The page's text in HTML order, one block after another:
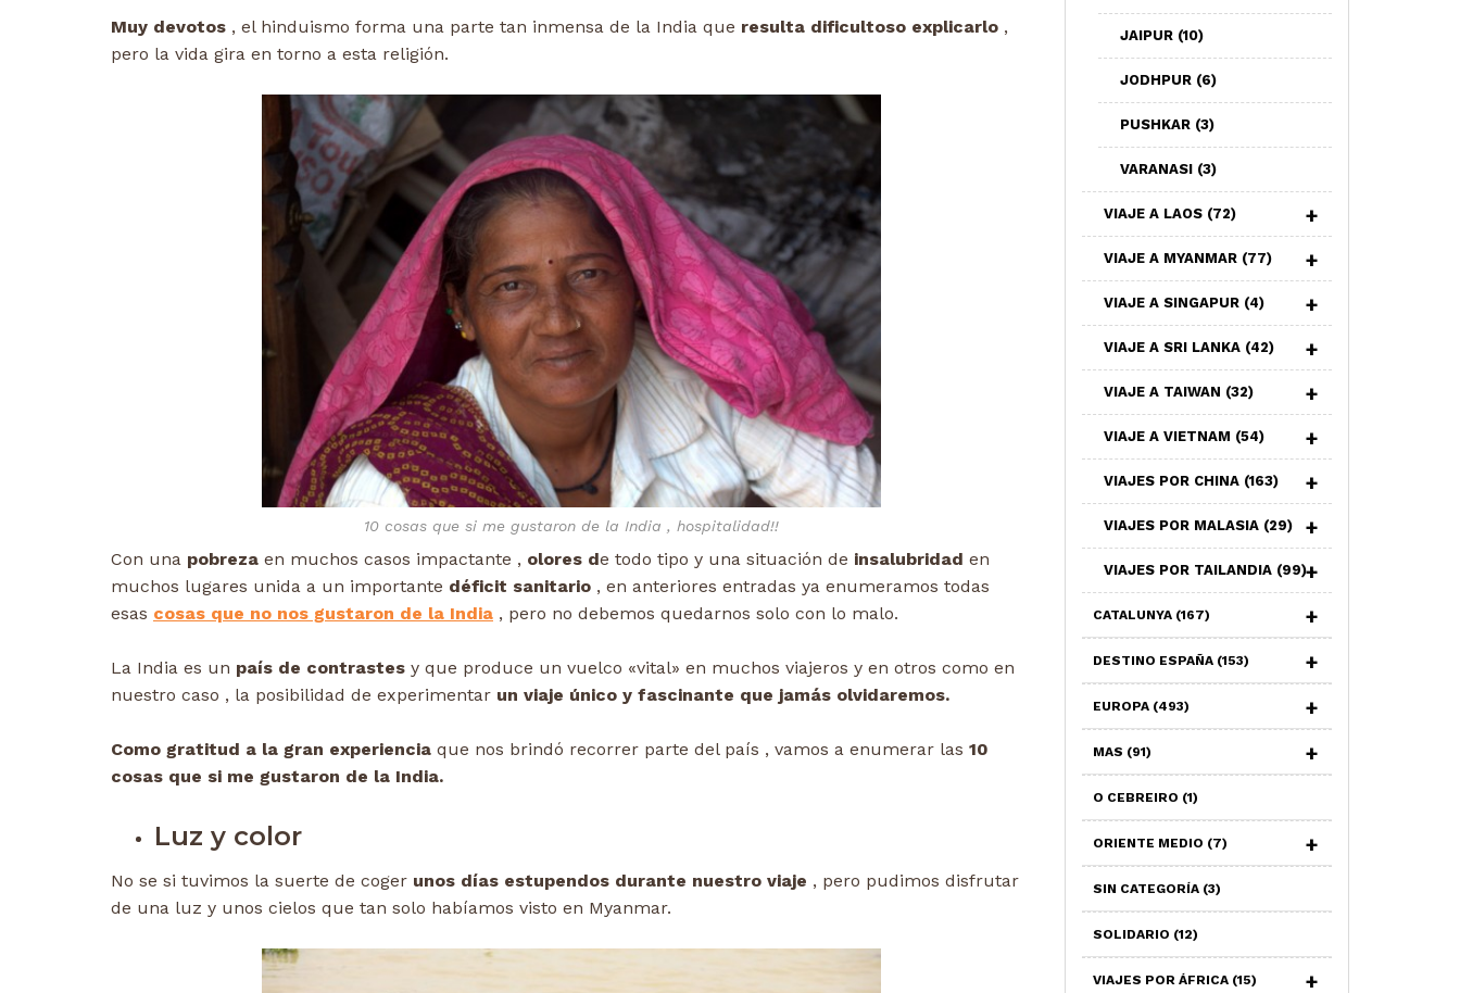
Muy devotos , el hinduismo forma una parte tan inmensa de la India que resulta dificultoso explicarlo ,
pero la vida gira en torno a esta religión.
10 cosas que si me gustaron de la India , hospitalidad!!
Con una pobreza en muchos casos impactante , olores de todo tipo y una situación de insalubridad en
muchos lugares unida a un importante déficit sanitario , en anteriores entradas ya enumeramos todas
esas cosas que no nos gustaron de la India , pero no debemos quedarnos solo con lo malo.
La India es un país de contrastes y que produce un vuelco «vital» en muchos viajeros y en otros como en
nuestro caso , la posibilidad de experimentar un viaje único y fascinante que jamás olvidaremos.
Como gratitud a la gran experiencia que nos brindó recorrer parte del país , vamos a enumerar las 10
cosas que si me gustaron de la India.
Luz y color
No se si tuvimos la suerte de coger unos días estupendos durante nuestro viaje , pero pudimos disfrutar
de una luz y unos cielos que tan solo habíamos visto en Myanmar.
JAIPUR (10)
JODHPUR (6)
PUSHKAR (3)
VARANASI (3)
VIAJE A LAOS (72)
VIAJE A MYANMAR (77)
VIAJE A SINGAPUR (4)
VIAJE A SRI LANKA (42)
VIAJE A TAIWAN (32)
VIAJE A VIETNAM (54)
VIAJES POR CHINA (163)
VIAJES POR MALASIA (29)
VIAJES POR TAILANDIA (99)
CATALUNYA (167)
DESTINO ESPAÑA (153)
EUROPA (493)
MAS (91)
O CEBREIRO (1)
ORIENTE MEDIO (7)
SIN CATEGORÍA (3)
SOLIDARIO (12)
VIAJES POR ÁFRICA (15)